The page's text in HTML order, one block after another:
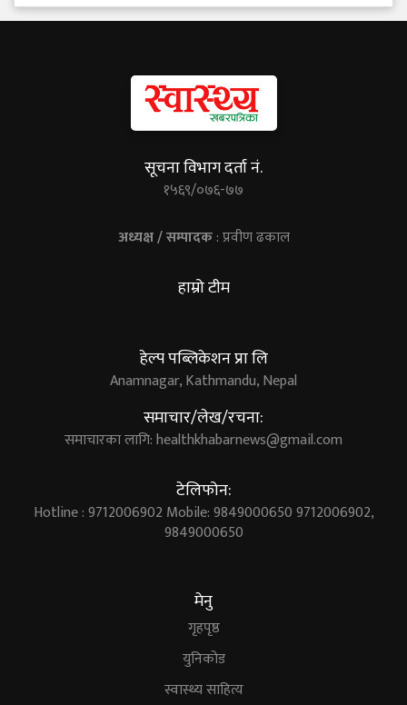
सूचना विभाग दर्ता नं.
१५६९/०७६-७७
अध्यक्ष / सम्पादक: प्रवीण ढकाल
हाम्रो टीम
हेल्प पब्लिकेशन प्रा लि
Anamnagar, Kathmandu, Nepal
समाचार/लेख/रचना:
समाचारका लागि:healthkhabarnews@gmail.com
टेलिफोन:
Hotline : 9712006902 Mobile: 9849000650 9712006902,
9849000650
मेनु
गृहपृष्ठ
युनिकोड
स्वास्थ्य साहित्य